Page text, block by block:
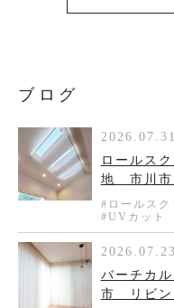
ブログ
2026.07.31
ロールス
地 市川
#ロールスク
#UVカット
2026.07.23
バーチカ
市 リビン